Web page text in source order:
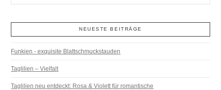
NEUESTE BEITRÄGE
Funkien - exquisite Blattschmuckstauden
Taglilien – Vielfalt
Taglilien neu entdeckt: Rosa & Violett für romantische